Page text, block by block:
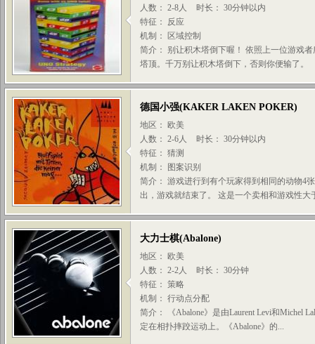
人数： 2-8人
时长： 30分钟以内
特征： 反应
机制： 区域控制
简介： 别让积木塔倒下喔！ 依照上一位游戏
塔顶。千万别让积木塔倒下，否则你便输了。
德国小强(KAKER LAKEN POKER)
地区： 欧美
人数： 2-6人
时长： 30分钟以内
特征： 猜测
机制： 图案识别
简介： 游戏进行到有个玩家得到相同的动物4
出，游戏就结束了。 这是一个卖相和游戏性大
大力士棋(Abalone)
地区： 欧美
人数： 2-2人
时长： 30分钟
特征： 策略
机制： 行动点分配
简介： 《Abalone》是由Laurent Levi和Michel
定在相扑摔跤运动上。《Abalone》的...